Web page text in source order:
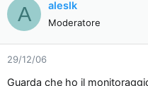
A aleslk
Moderatore
29/12/06
Guarda che ho il